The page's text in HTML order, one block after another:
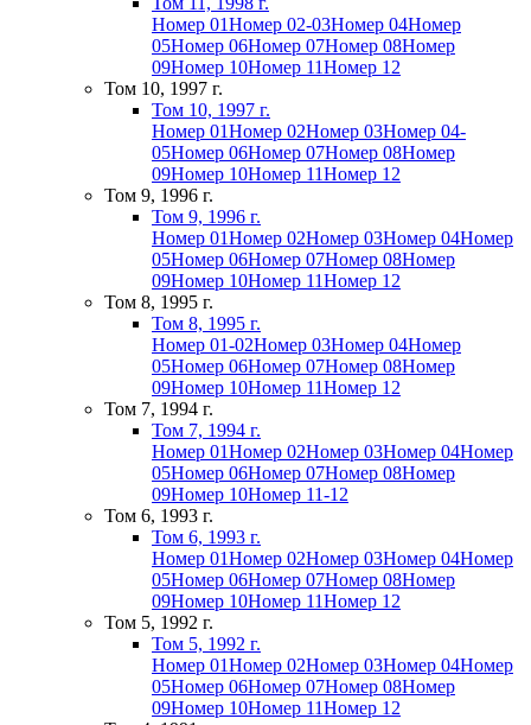
Номер 01Номер 02-03Номер 04Номер
05Номер 06Номер 07Номер 08Номер
09Номер 10Номер 11Номер 12
Том 10, 1997 г.
Том 10, 1997 г.
Номер 01Номер 02Номер 03Номер 04-
05Номер 06Номер 07Номер 08Номер
09Номер 10Номер 11Номер 12
Том 9, 1996 г.
Том 9, 1996 г.
Номер 01Номер 02Номер 03Номер 04Номер
05Номер 06Номер 07Номер 08Номер
09Номер 10Номер 11Номер 12
Том 8, 1995 г.
Том 8, 1995 г.
Номер 01-02Номер 03Номер 04Номер
05Номер 06Номер 07Номер 08Номер
09Номер 10Номер 11Номер 12
Том 7, 1994 г.
Том 7, 1994 г.
Номер 01Номер 02Номер 03Номер 04Номер
05Номер 06Номер 07Номер 08Номер
09Номер 10Номер 11-12
Том 6, 1993 г.
Том 6, 1993 г.
Номер 01Номер 02Номер 03Номер 04Номер
05Номер 06Номер 07Номер 08Номер
09Номер 10Номер 11Номер 12
Том 5, 1992 г.
Том 5, 1992 г.
Номер 01Номер 02Номер 03Номер 04Номер
05Номер 06Номер 07Номер 08Номер
09Номер 10Номер 11Номер 12